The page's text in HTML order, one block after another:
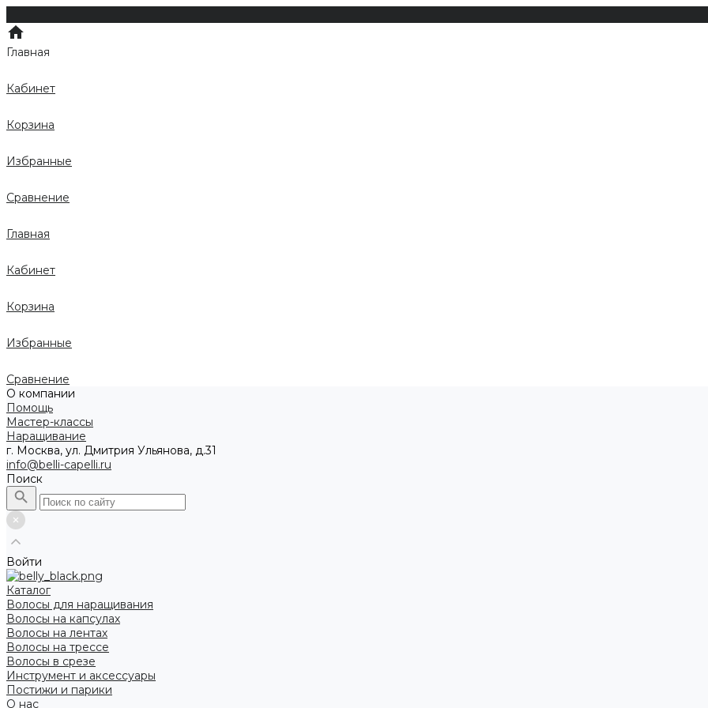
Главная
Кабинет
Корзина
Избранные
Сравнение
Главная
Кабинет
Корзина
Избранные
Сравнение
О компании
Помощь
Мастер-классы
Наращивание
г. Москва, ул. Дмитрия Ульянова, д.31
info@belli-capelli.ru
Поиск
Войти
Каталог
Волосы для наращивания
Волосы на капсулах
Волосы на лентах
Волосы на трессе
Волосы в срезе
Инструмент и аксессуары
Постижи и парики
О нас